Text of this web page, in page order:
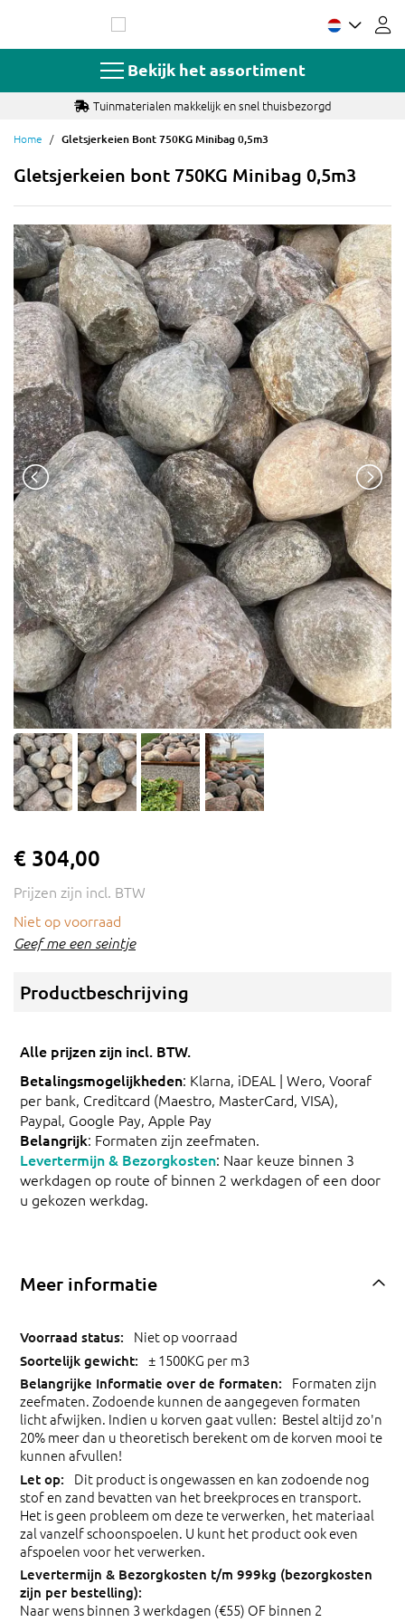
de
Bekijk het assortiment
Tuinmaterialen makkelijk en snel thuisbezorgd
Home Gletsjerkeien Bont 750KG Minibag 0,5m3
Gletsjerkeien bont 750KG Minibag 0,5m3
€ 304,00
Prijzen zijn incl. BTW
Niet op voorraad
Geef me een seintje
Productbeschrijving
Alle prijzen zijn incl. BTW.
Betalingsmogelijkheden: Klarna, iDEAL | Wero, Vooraf
per bank, Creditcard (Maestro, MasterCard, VISA),
Paypal, Google Pay, Apple Pay
Belangrijk: Formaten zijn zeefmaten.
Levertermijn & Bezorgkosten: Naar keuze binnen 3
werkdagen op route of binnen 2 werkdagen of een door
u gekozen werkdag.
Meer informatie
Niet op voorraad
± 1500KG per m3
Formaten zijn
zeefmaten. Zodoende kunnen de aangegeven formaten
licht afwijken. Indien u korven gaat vullen: Bestel altijd zo'n
20% meer dan u theoretisch berekent om de korven mooi te
kunnen afvullen!
Dit product is ongewassen en kan zodoende nog
stof en zand bevatten van het breekproces en transport.
Het is geen probleem om deze te verwerken, het materiaal
zal vanzelf schoonspoelen. U kunt het product ook even
afspoelen voor het verwerken.
Naar wens binnen 3 werkdagen (€55) OF binnen 2